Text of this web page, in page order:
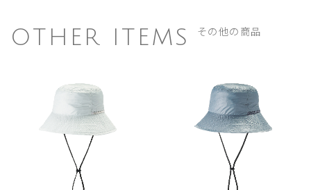
OTHER ITEMS その他の商品